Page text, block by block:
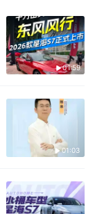
01:59
01:03